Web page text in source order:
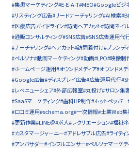
#集患マーケティング#E-E-A-T#MEO#Googleビジ
#リスティング広告#リードナーチャリング#AI検索
#医療広告ガイドライン#訪問ヘアカット#訪問ネイル
#通販コンサルティング#SNS広告#SNS広告運用代
#ナーチャリング#ヘアカット#訪問着付け#ブランデ
#ペルソナ#動画マーケティング#動画#LPO#映像制
#ホームページ運用#オウンドメディア#オウンドメ
#Google広告#ディスプレイ広告#広告運用代行
#レベニューシェア#外部広報室#丸投げ#サロン集
#SaaSマーケティング#歯科HP制作#ホットペッパー
#口コミ運用#schema.org#一次情報#士業Web集
#更新作業#LINE＠#求人#レクリエーション#福祉
#カスタマージャーニー#アドレサブル広告#ライティ
#アンバサダー#インフルエンサー#ペルソナマーケテ